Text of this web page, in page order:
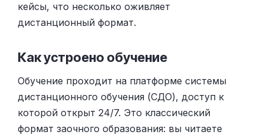
кейсы, что несколько оживляет
дистанционный формат.
Как устроено обучение
Обучение проходит на платформе системы
дистанционного обучения (СДО), доступ к
которой открыт 24/7. Это классический
формат заочного образования: вы читаете